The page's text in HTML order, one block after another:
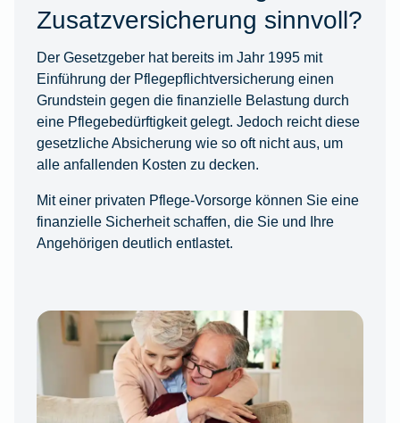
Zusatzversicherung sinnvoll?
Der Gesetzgeber hat bereits im Jahr 1995 mit
Einführung der Pflegepflichtversicherung einen
Grundstein gegen die finanzielle Belastung durch
eine Pflegebedürftigkeit gelegt. Jedoch reicht diese
gesetzliche Absicherung wie so oft nicht aus, um
alle anfallenden Kosten zu decken.
Mit einer privaten Pflege-Vorsorge können Sie eine
finanzielle Sicherheit schaffen, die Sie und Ihre
Angehörigen deutlich entlastet.